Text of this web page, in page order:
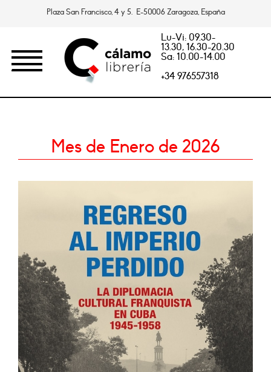
Plaza San Francisco, 4 y 5. E-50006 Zaragoza, España
Lu-Vi: 09.30-
13.30, 16.30-20.30
Sa: 10.00-14.00
+34 976557318
Mes de Enero de 2026